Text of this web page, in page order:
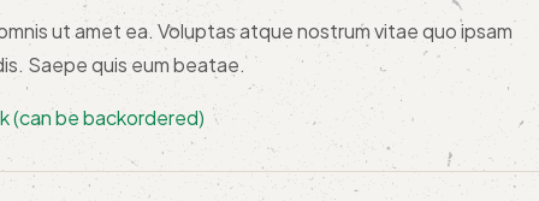
ut amet ea. Voluptas atque nostrum vitae quo ipsam
Saepe quis eum beatae.
(can be backordered)